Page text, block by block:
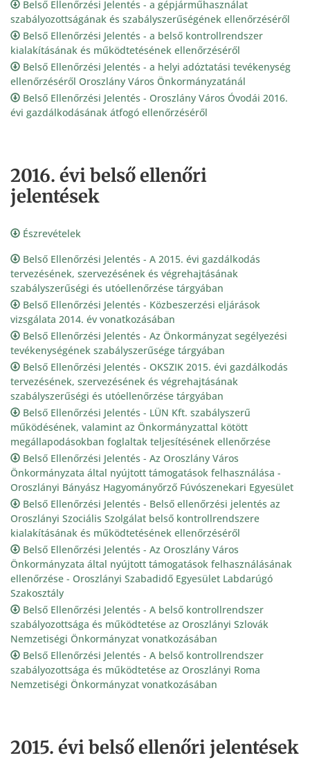
Belső Ellenőrzési Jelentés - a gépjárműhasználat
szabályozottságának és szabályszerűségének ellenőrzéséről
Belső Ellenőrzési Jelentés - a belső kontrollrendszer
kialakításának és működtetésének ellenőrzéséről
Belső Ellenőrzési Jelentés - a helyi adóztatási tevékenység
ellenőrzéséről Oroszlány Város Önkormányzatánál
Belső Ellenőrzési Jelentés - Oroszlány Város Óvodái 2016.
évi gazdálkodásának átfogó ellenőrzéséről
2016. évi belső ellenőri
jelentések
Észrevételek
Belső Ellenőrzési Jelentés - A 2015. évi gazdálkodás
tervezésének, szervezésének és végrehajtásának
szabályszerűségi és utóellenőrzése tárgyában
Belső Ellenőrzési Jelentés - Közbeszerzési eljárások
vizsgálata 2014. év vonatkozásában
Belső Ellenőrzési Jelentés - Az Önkormányzat segélyezési
tevékenységének szabályszerűsége tárgyában
Belső Ellenőrzési Jelentés - OKSZIK 2015. évi gazdálkodás
tervezésének, szervezésének és végrehajtásának
szabályszerűségi és utóellenőrzése tárgyában
Belső Ellenőrzési Jelentés - LÜN Kft. szabályszerű
működésének, valamint az Önkormányzattal kötött
megállapodásokban foglaltak teljesítésének ellenőrzése
Belső Ellenőrzési Jelentés - Az Oroszlány Város
Önkormányzata által nyújtott támogatások felhasználása -
Oroszlányi Bányász Hagyományőrző Fúvószenekari Egyesület
Belső Ellenőrzési Jelentés - Belső ellenőrzési jelentés az
Oroszlányi Szociális Szolgálat belső kontrollrendszere
kialakításának és működtetésének ellenőrzéséről
Belső Ellenőrzési Jelentés - Az Oroszlány Város
Önkormányzata által nyújtott támogatások felhasználásának
ellenőrzése - Oroszlányi Szabadidő Egyesület Labdarúgó
Szakosztály
Belső Ellenőrzési Jelentés - A belső kontrollrendszer
szabályozottsága és működtetése az Oroszlányi Szlovák
Nemzetiségi Önkormányzat vonatkozásában
Belső Ellenőrzési Jelentés - A belső kontrollrendszer
szabályozottsága és működtetése az Oroszlányi Roma
Nemzetiségi Önkormányzat vonatkozásában
2015. évi belső ellenőri jelentések